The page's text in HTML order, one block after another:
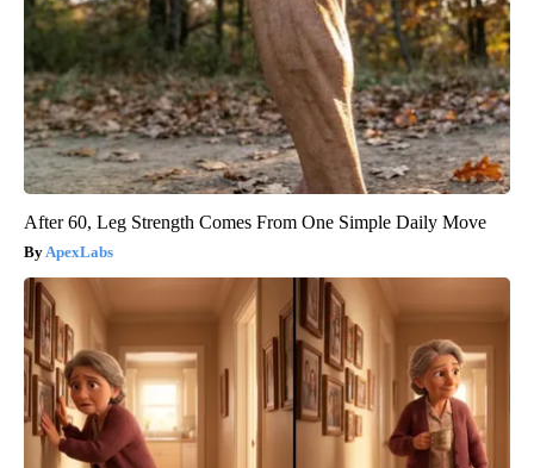
After 60, Leg Strength Comes From One Simple Daily Move
ApexLabs